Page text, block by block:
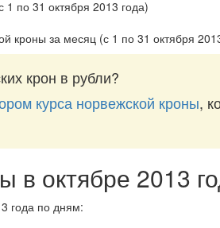
кроны за месяц (с 1 по 31 октября
крон в рубли?
курса норвежской кроны,
в октябре 2013
года по дням: